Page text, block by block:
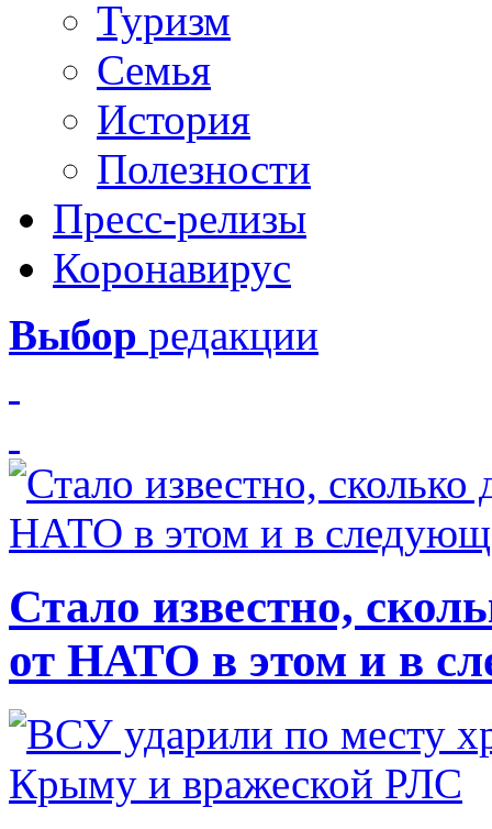
Туризм
Семья
История
Полезности
Пресс-релизы
Коронавирус
Выбор редакции
Стало известно,
от НАТО в этом и в